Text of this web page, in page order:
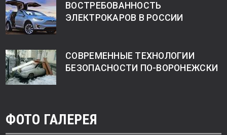
ВОСТРЕБОВАННОСТЬ
ЭЛЕКТРОКАРОВ В РОССИИ
СОВРЕМЕННЫЕ ТЕХНОЛОГИИ
БЕЗОПАСНОСТИ ПО-ВОРОНЕЖСКИ
ФОТО ГАЛЕРЕЯ